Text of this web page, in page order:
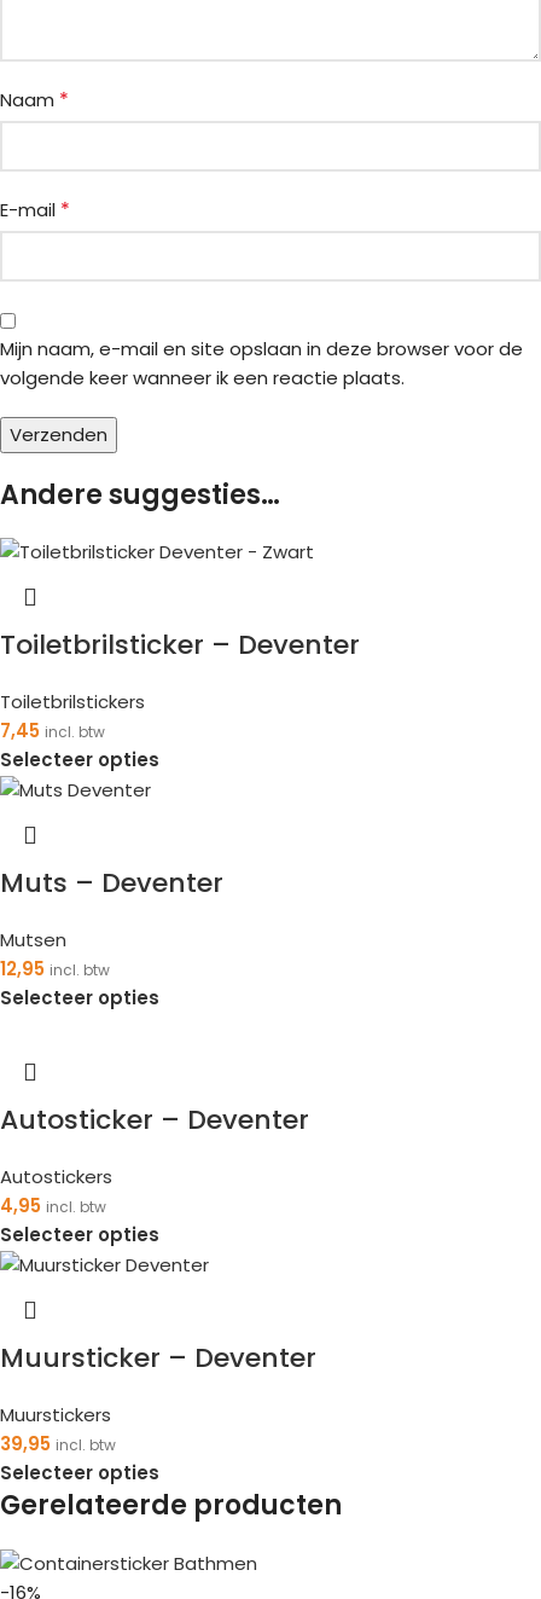
Naam *
E-mail *
Mijn naam, e-mail en site opslaan in deze browser voor de
volgende keer wanneer ik een reactie plaats.
Andere suggesties…
Toiletbrilsticker – Deventer
Toiletbrilstickers
7,45 incl. btw
Selecteer opties
Muts – Deventer
Mutsen
12,95 incl. btw
Selecteer opties
Autosticker – Deventer
Autostickers
4,95 incl. btw
Selecteer opties
Muursticker – Deventer
Muurstickers
39,95 incl. btw
Selecteer opties
Gerelateerde producten
-16%